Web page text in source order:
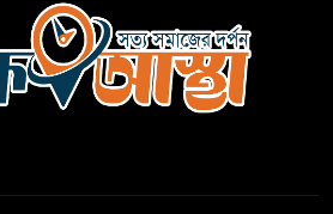
রাষ্ট্রপতি নির্বাচনের তপশিল ঘোষণা